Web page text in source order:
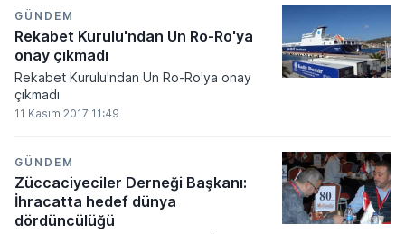
GÜNDEM
Rekabet Kurulu'ndan Un Ro-Ro'ya
onay çıkmadı
Rekabet Kurulu'ndan Un Ro-Ro'ya onay
çıkmadı
11 Kasım 2017 11:49
GÜNDEM
Züccaciyeciler Derneği Başkanı:
İhracatta hedef dünya
dördüncülüğü